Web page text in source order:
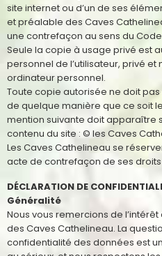
site internet ou d’un de ses
et préalable des Caves
une contrefaçon au sens du
Seule la copie à usage privé est
personnel de l’utilisateur, privé
ordinateur personnel.
Toute copie autorisée ne doit
de quelque manière que ce soit
mention suivante doit apparaître
contenu du site : © les Caves
Les Caves Cathelineau se
acte de contrefaçon de ses
DÉCLARATION DE
Généralité
Nous vous remercions de
des Caves Cathelineau. La
confidentialité des données est